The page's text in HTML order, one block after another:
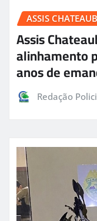
ASSIS
Assis
alinhamento
anos de
Redação